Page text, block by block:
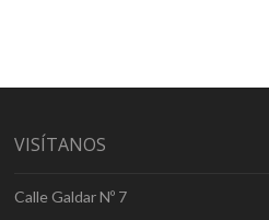
VISÍTANOS
Calle Galdar Nº 7